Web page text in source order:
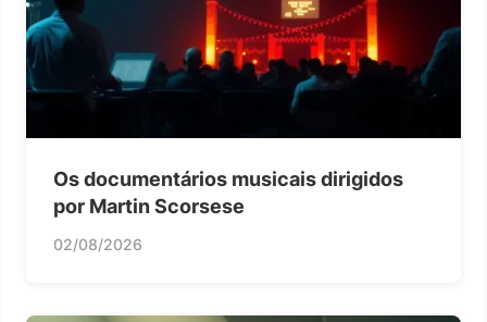
Os documentários musicais dirigidos
por Martin Scorsese
02/08/2026